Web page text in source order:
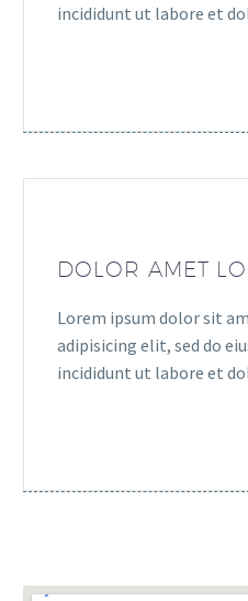
incididunt ut labore et
DOLOR AMET
Lorem ipsum dolor sit
adipisicing elit, sed do
incididunt ut labore et